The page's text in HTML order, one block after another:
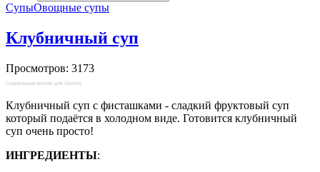
СупыОвощные супы
Клубничный суп
Просмотров: 3173
Социальные кнопки для Joomla
Клубничный суп с фисташками - сладкий фруктовый суп
который подаётся в холодном виде. Готовится клубничный
суп очень просто!
ИНГРЕДИЕНТЫ: